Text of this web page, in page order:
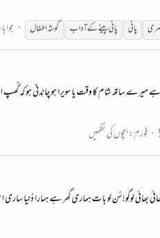
پانی پانی پینے کے آداب گوشہ اطفال
ساتھ شام کا وقت یا سویرا ہو چاندنی ہو کہ گُھپ
فورم:بچوں کی نظمیں
بھائی لوگو!سُن لو بات ہماری گھر ہے ہمارا